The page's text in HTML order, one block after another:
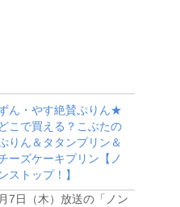
ん・やす絶賛ぷりん★
どこで買える？こぶたの
りん＆タタンプリン＆
ーズケーキプリン【ノ
ンストップ！】
7日（木）放送の「ノン